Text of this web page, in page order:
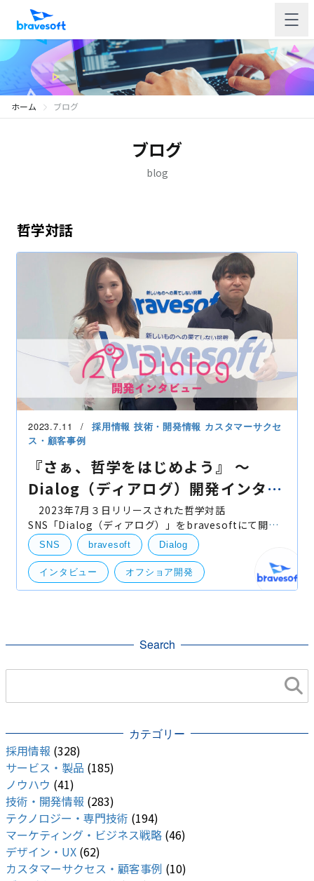
ホーム ブログ
ブログ
blog
哲学対話
2023.7.11 採用情報 技術・開発情報 カスタマーサクセ
ス・顧客事例
『さぁ、哲学をはじめよう』 〜
Dialog（ディアログ）開発インタビ
ュー 〜
SNS「Dialog（ディアログ）」をbravesoftにて開発
させていただきました。 名前 ： Dialog（デ
ィアログ） URL ： https
SNS bravesoft Dialog
インタビュー オフショア開発
Search
カテゴリー
採用情報 (328)
サービス・製品 (185)
ノウハウ (41)
技術・開発情報 (283)
テクノロジー・専門技術 (194)
マーケティング・ビジネス戦略 (46)
デザイン・UX (62)
カスタマーサクセス・顧客事例 (10)